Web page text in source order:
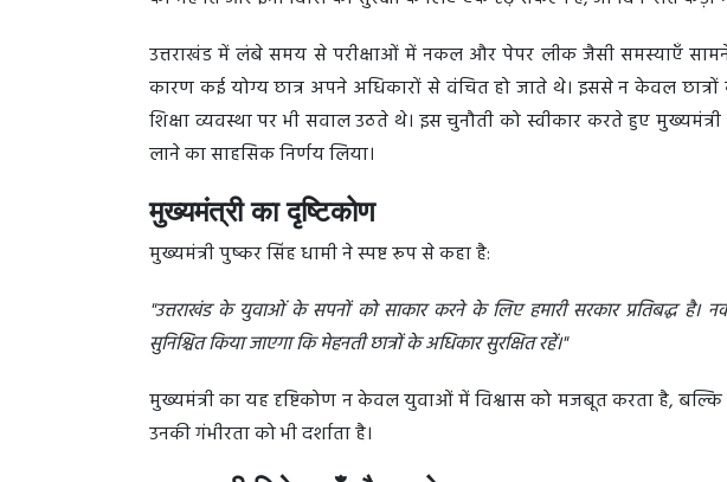
उत्तराखंड में लंबे समय से परीक्षाओं में नकल और पेपर लीक जैसी समस्याएँ सामने
कारण कई योग्य छात्र अपने अधिकारों से वंचित हो जाते थे। इससे न केवल छात्रों
शिक्षा व्यवस्था पर भी सवाल उठते थे। इस चुनौती को स्वीकार करते हुए
लाने का साहसिक निर्णय लिया।
मुख्यमंत्री का दृष्टिकोण
मुख्यमंत्री पुष्कर सिंह धामी ने स्पष्ट रूप से कहा है:
"उत्तराखंड के युवाओं के सपनों को साकार करने के लिए हमारी सरकार प्रतिबद्ध
सुनिश्चित किया जाएगा कि मेहनती छात्रों के अधिकार सुरक्षित रहें।"
मुख्यमंत्री का यह दृष्टिकोण न केवल युवाओं में विश्वास को मजबूत करता है, बल्कि
उनकी गंभीरता को भी दर्शाता है।